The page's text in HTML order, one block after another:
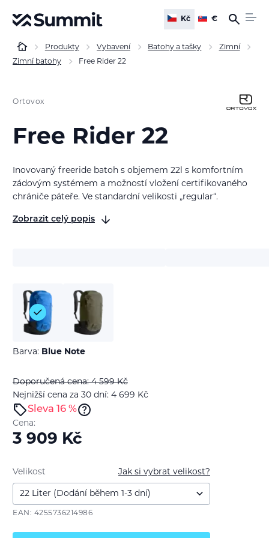
Kč €
Produkty Vybavení Batohy a tašky
Zimní
Zimní batohy
Free Rider 22
Ortovox
Free Rider 22
Inovovaný freeride batoh s objemem 22l s komfortním
zádovým systémem a možností vložení certifikovaného
chrániče páteře. Ve standardní velikosti „regular“.
Zobrazit celý popis
Barva: Blue Note
Doporučená cena: 4 599Kč
Nejnižší cena za 30 dní: 4 699 Kč
Sleva 16 %
Cena:
3 909 Kč
Jak si vybrat velikost?
Velikost
EAN: 4255736214986